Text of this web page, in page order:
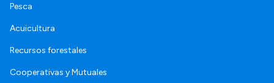
Pesca
Acuicultura
Recursos forestales
Cooperativas y Mutuales